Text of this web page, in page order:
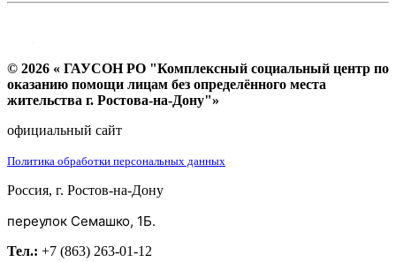
© 2026 « ГАУСОН РО "Комплексный социальный центр по
оказанию помощи лицам без определённого места
жительства г. Ростова-на-Дону"»
официальный сайт
Политика обработки персональных данных
Россия, г. Ростов-на-Дону
переулок Семашко, 1Б.
Тел.: +7 (863) 263-01-12